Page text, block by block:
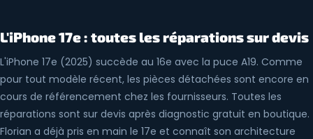
L'iPhone 17e : toutes les réparations sur devis
L'iPhone 17e (2025) succède au 16e avec la puce A19. Comme
pour tout modèle récent, les pièces détachées sont encore en
cours de référencement chez les fournisseurs. Toutes les
réparations sont sur devis après diagnostic gratuit en boutique.
Florian a déjà pris en main le 17e et connaît son architecture